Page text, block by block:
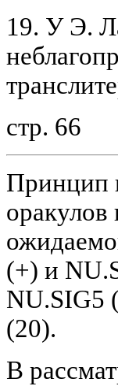
19. У Э.
стр. 66
Принцип
(+) и
NU.SIG5
(20).
В